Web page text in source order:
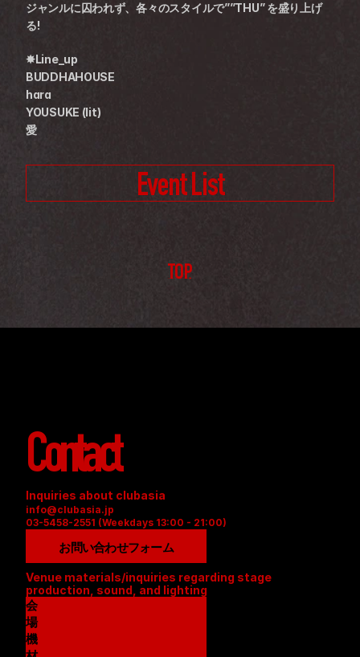
ジャンルに囚われず、各々のスタイルで””THU” を盛り上げ
る!
✸Line_up
BUDDHAHOUSE
hara
YOUSUKE (lit)
愛
Event List
TOP
Contact
Inquiries about clubasia
info@clubasia.jp
03-5458-2551 (Weekdays 13:00 - 21:00)
お問い合わせフォーム
Venue materials/inquiries regarding stage
production, sound, and lighting
会
場
資
機